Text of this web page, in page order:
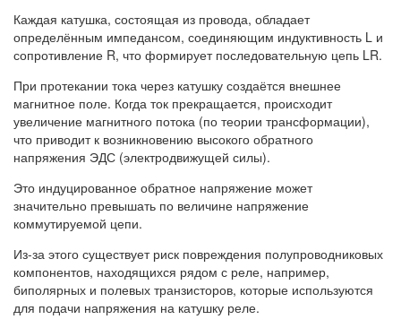
Каждая катушка, состоящая из провода, обладает
определённым импедансом, соединяющим индуктивность L и
сопротивление R, что формирует последовательную цепь LR.
При протекании тока через катушку создаётся внешнее
магнитное поле. Когда ток прекращается, происходит
увеличение магнитного потока (по теории трансформации),
что приводит к возникновению высокого обратного
напряжения ЭДС (электродвижущей силы).
Это индуцированное обратное напряжение может
значительно превышать по величине напряжение
коммутируемой цепи.
Из-за этого существует риск повреждения полупроводниковых
компонентов, находящихся рядом с реле, например,
биполярных и полевых транзисторов, которые используются
для подачи напряжения на катушку реле.